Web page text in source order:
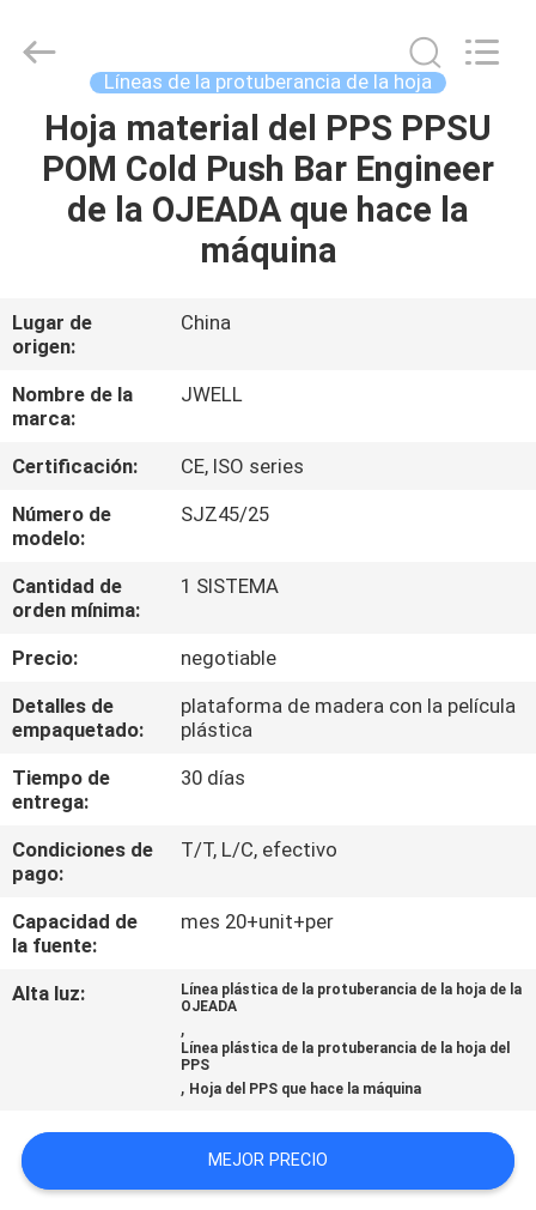
HOGAR
PRODUCTOS
NOSOTROS
VIAJE
DE
LA
FÁBRICA
CONTROL
CALIDAD
ÉNTRENOS
EN
CONTACTO
CON
NOTICIAS
DEL
SITIO
DYUN
ENVIRONMENTAL
Líneas de la protuberancia de la hoja
Hoja material del PPS PPSU
POM Cold Push Bar Engineer
de la OJEADA que hace la
máquina
Lugar de
origen:
China
Nombre de la
marca:
JWELL
Certificación:
CE, ISO series
Número de
modelo:
SJZ45/25
Cantidad de
orden mínima:
1 SISTEMA
Precio:
negotiable
Detalles de
empaquetado:
plataforma de madera con la película
plástica
Tiempo de
entrega:
30 días
Condiciones de
pago:
T/T, L/C, efectivo
Capacidad de
la fuente:
mes 20+unit+per
Alta luz:
Línea plástica de la protuberancia de la hoja de la
OJEADA
,
Línea plástica de la protuberancia de la hoja del
PPS
, Hoja del PPS que hace la máquina
MEJOR PRECIO